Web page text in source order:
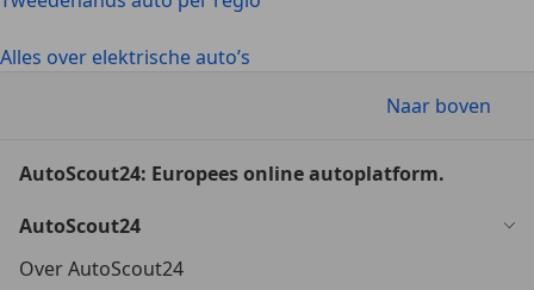
Alles over elektrische auto’s
Naar boven
AutoScout24: Europees online autoplatform.
AutoScout24
Over AutoScout24